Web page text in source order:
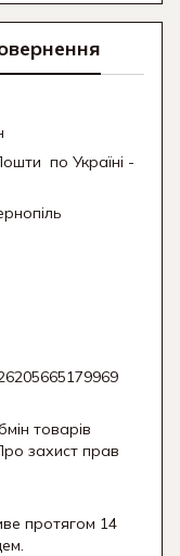
по Україні -
товарів
захист прав
протягом 14